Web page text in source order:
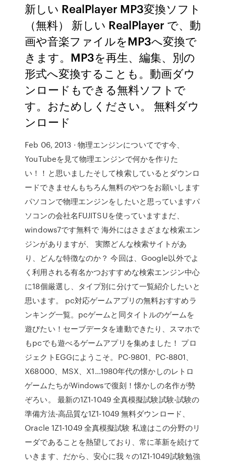
新しい RealPlayer MP3変換ソフト
（無料） 新しい RealPlayer で、動
画や音楽ファイルをMP3へ変換で
きます。MP3を再生、編集、別の
形式へ変換することも。動画ダウ
ンロードもできる無料ソフトで
す。おためしください。 無料ダウ
ンロード
Feb 06, 2013 · 物理エンジンについてです今、
YouTubeを見て物理エンジンで何かを作りた
い！！と思いましたそして検索しているとダウンロ
ードできませんもちろん無料のやつをお願いします
パソコンで物理エンジンをしたいと思っていますパ
ソコンの会社名FUJITSUを使っていますまだ、
windows7です無料で 海外にはさまざまな検索エン
ジンがありますが、 実際どんな検索サイトがあ
り、どんな特徴なのか？ 今回は、Google以外でよ
く利用される有名かつおすすめな検索エンジン中心
に18個厳選し、タイプ別に分けて一覧紹介したいと
思います。 pc対応ゲームアプリの無料おすすめラ
ンキング一覧。pcゲームと同タイトルのゲームを
遊びたい！セーブデータを連動できたり、スマホで
もpcでも遊べるゲームアプリを集めました！ プロ
ジェクトEGGにようこそ。PC-9801、PC-8801、
X68000、MSX、X1…1980年代の懐かしのレトロ
ゲームたちがWindowsで復刻！懐かしの名作が勢
ぞろい。 最新の1Z1-1049 全真模擬試験試験-試験の
準備方法-高品質な1Z1-1049 無料ダウンロード、
Oracle 1Z1-1049 全真模擬試験 私達はこの分野のリ
ーダであることを熱望しており、常に革新を続けて
いきます、だから、安心に我々の1Z1-1049試験勉強